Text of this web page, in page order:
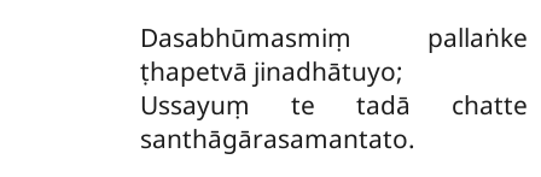
Dasabhūmasmiṃ pallaṅke
ṭhapetvā jinadhātuyo;
Ussayuṃ te tadā chatte
santhāgārasamantato.